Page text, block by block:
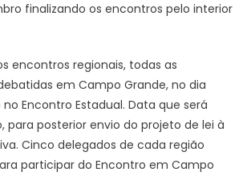
finalizando os encontros pelo interior
encontros regionais, todas as
em Campo Grande, no dia
Encontro Estadual. Data que será
para posterior envio do projeto de lei à
Cinco delegados de cada região
participar do Encontro em Campo